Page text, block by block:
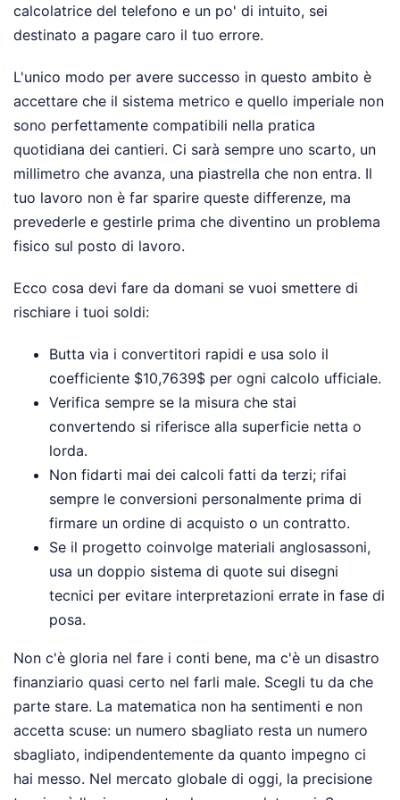
calcolatrice del telefono e un po' di intuito, sei
destinato a pagare caro il tuo errore.
L'unico modo per avere successo in questo ambito è
accettare che il sistema metrico e quello imperiale non
sono perfettamente compatibili nella pratica
quotidiana dei cantieri. Ci sarà sempre uno scarto, un
millimetro che avanza, una piastrella che non entra. Il
tuo lavoro non è far sparire queste differenze, ma
prevederle e gestirle prima che diventino un problema
fisico sul posto di lavoro.
Ecco cosa devi fare da domani se vuoi smettere di
rischiare i tuoi soldi:
Butta via i convertitori rapidi e usa solo il
coefficiente $10,7639$ per ogni calcolo ufficiale.
Verifica sempre se la misura che stai
convertendo si riferisce alla superficie netta o
lorda.
Non fidarti mai dei calcoli fatti da terzi; rifai
sempre le conversioni personalmente prima di
firmare un ordine di acquisto o un contratto.
Se il progetto coinvolge materiali anglosassoni,
usa un doppio sistema di quote sui disegni
tecnici per evitare interpretazioni errate in fase di
posa.
Non c'è gloria nel fare i conti bene, ma c'è un disastro
finanziario quasi certo nel farli male. Scegli tu da che
parte stare. La matematica non ha sentimenti e non
accetta scuse: un numero sbagliato resta un numero
sbagliato, indipendentemente da quanto impegno ci
hai messo. Nel mercato globale di oggi, la precisione